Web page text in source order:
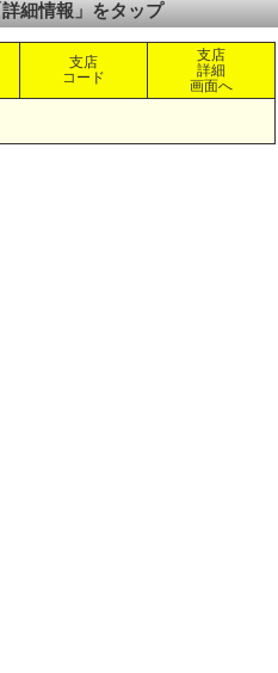
細情報」をタップ
支店
コード
支店
詳細
画面へ